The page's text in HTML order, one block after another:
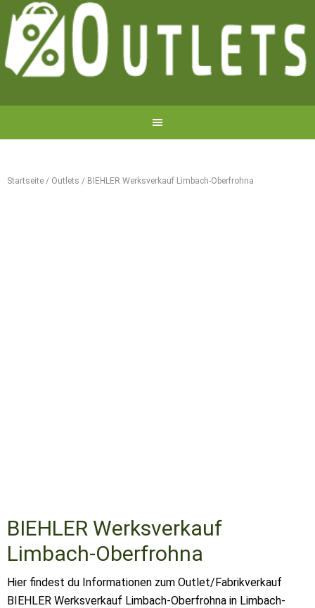
Startseite / Outlets / BIEHLER Werksverkauf Limbach-Oberfrohna
BIEHLER Werksverkauf
Limbach-Oberfrohna
Hier findest du Informationen zum Outlet/Fabrikverkauf
BIEHLER Werksverkauf Limbach-Oberfrohna in Limbach-